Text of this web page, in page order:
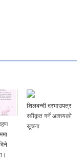
शिलबन्दी दरभाउपत्र
स्वीकृत गर्ने आशयको
सूचना